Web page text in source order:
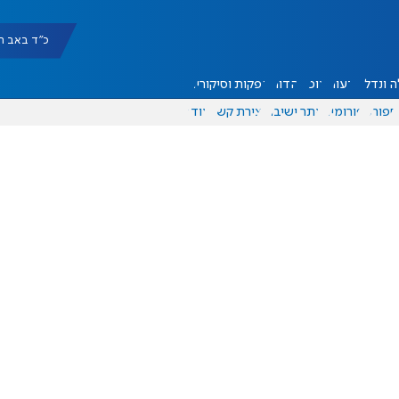
כ"ד באב תשפ"ו
ונדל"ן דעות אוכל יהדות הפקות וסיקורים
ספורט פורומים אתר ישיבה יצירת קשר עוד